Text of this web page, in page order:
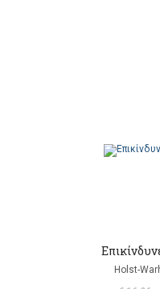
Holst-